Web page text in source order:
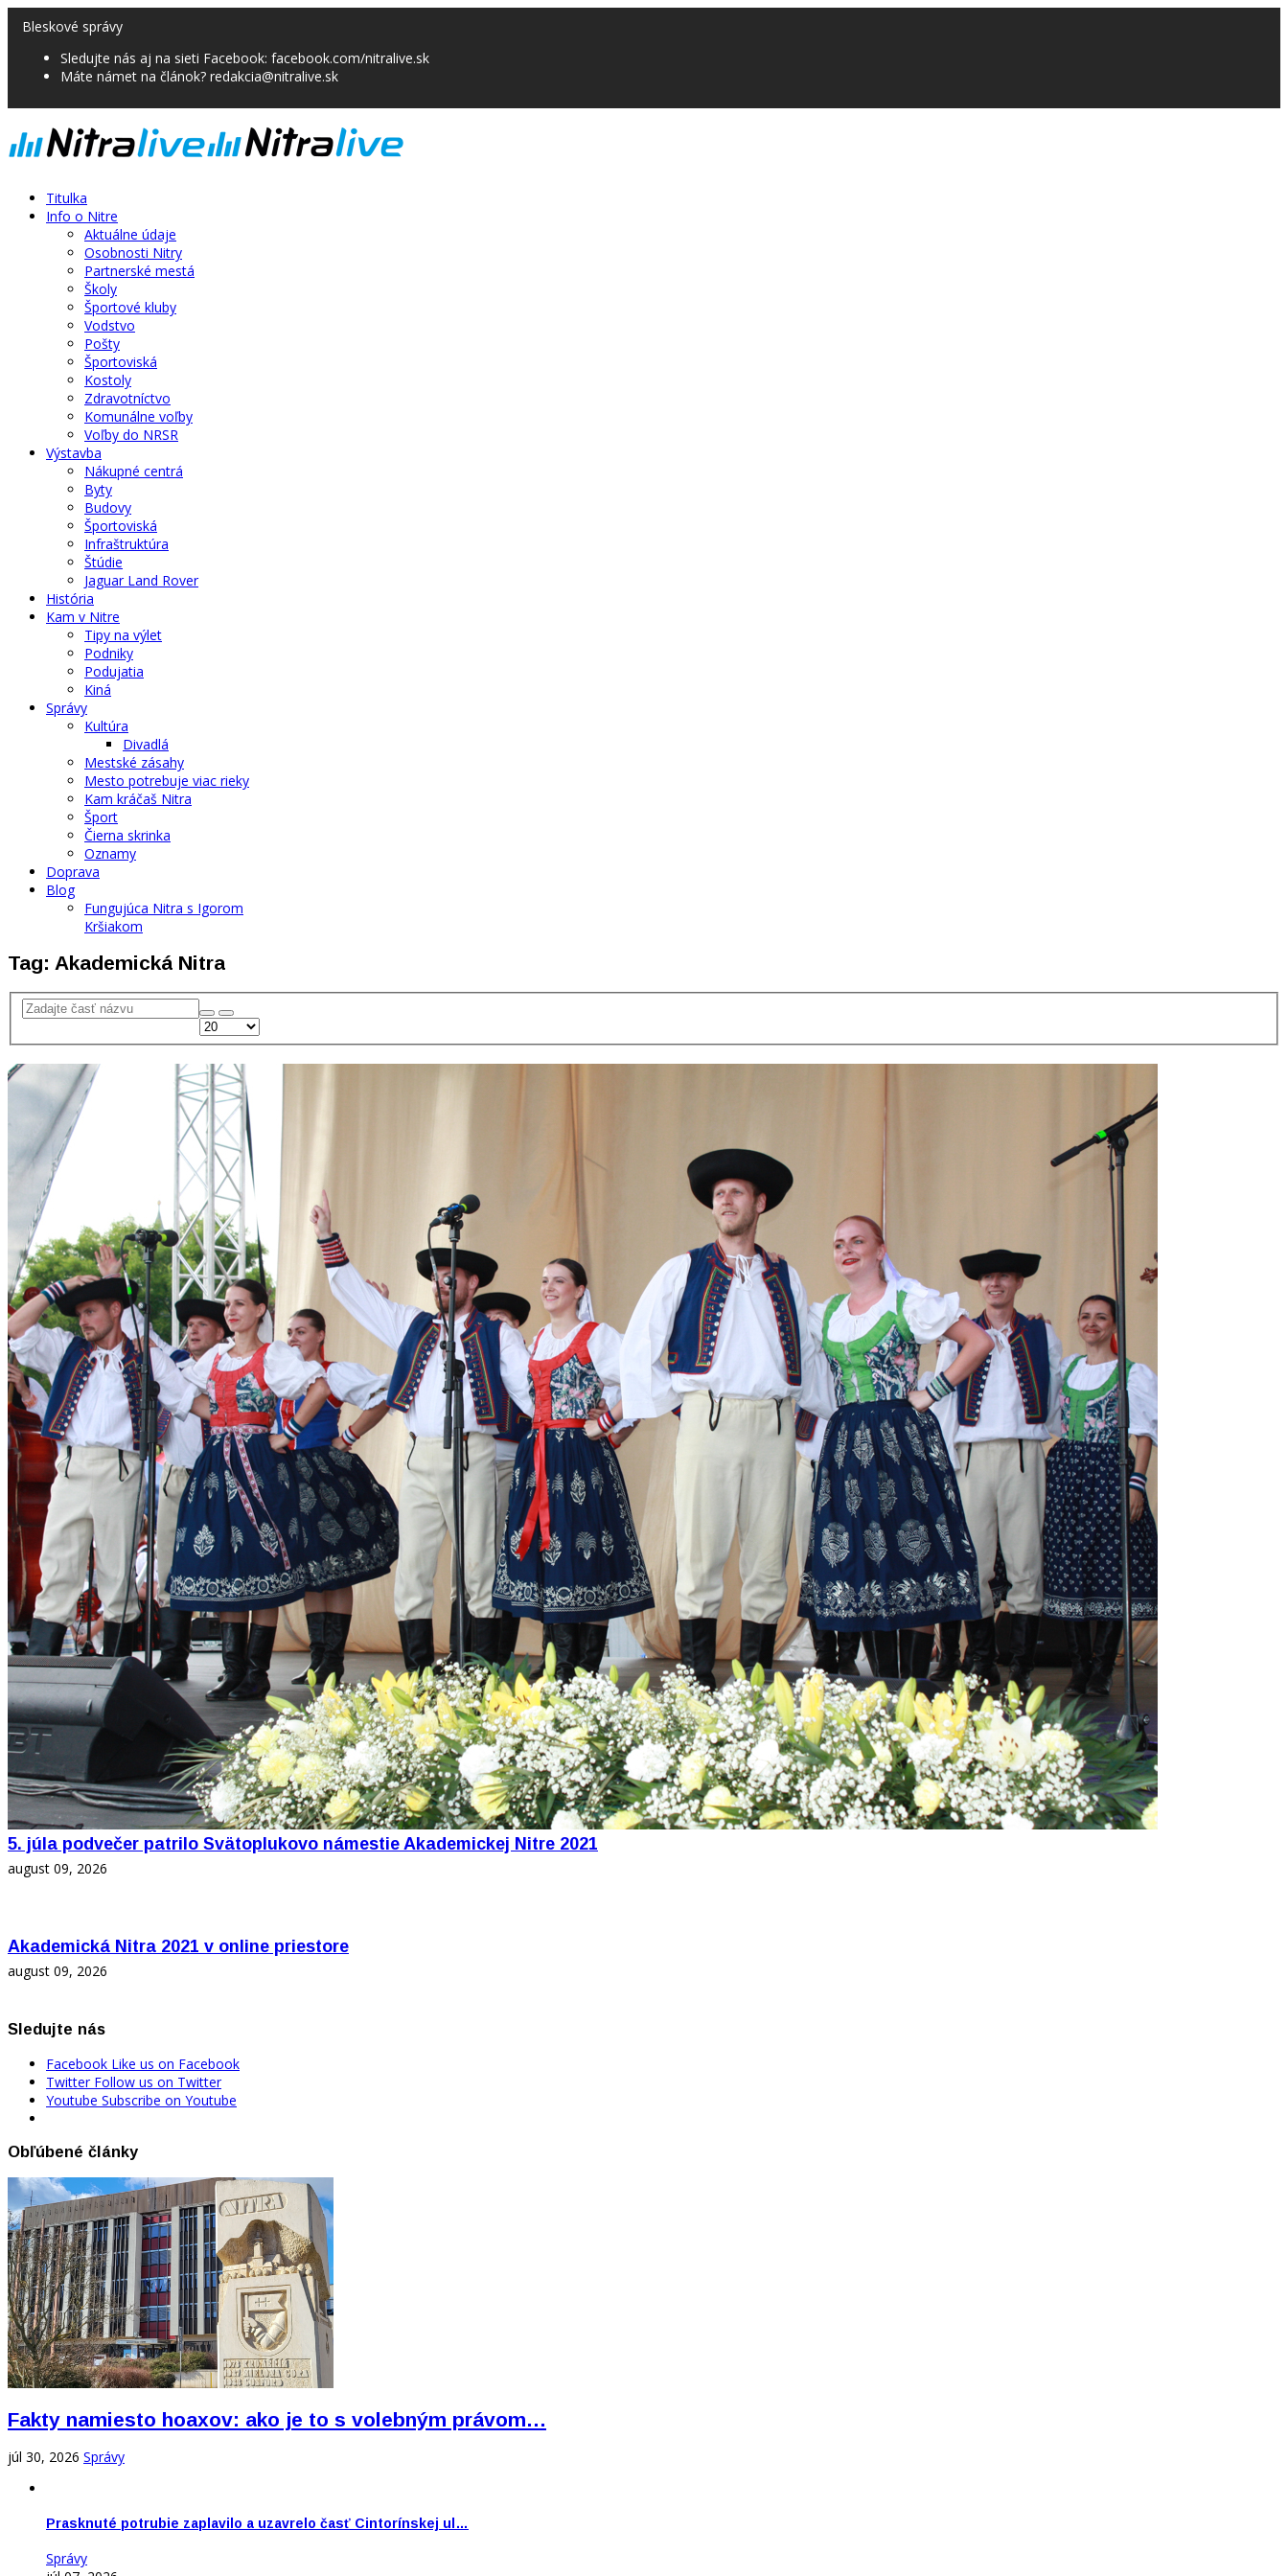
Bleskové správy
Sledujte nás aj na sieti Facebook: facebook.com/nitralive.sk
Máte námet na článok? redakcia@nitralive.sk
Titulka
Info o Nitre
Aktuálne údaje
Osobnosti Nitry
Partnerské mestá
Školy
Športové kluby
Vodstvo
Pošty
Športoviská
Kostoly
Zdravotníctvo
Komunálne voľby
Voľby do NRSR
Výstavba
Nákupné centrá
Byty
Budovy
Športoviská
Infraštruktúra
Štúdie
Jaguar Land Rover
História
Kam v Nitre
Tipy na výlet
Podniky
Podujatia
Kiná
Správy
Kultúra
Divadlá
Mestské zásahy
Mesto potrebuje viac rieky
Kam kráčaš Nitra
Šport
Čierna skrinka
Oznamy
Doprava
Blog
Fungujúca Nitra s Igorom
Kršiakom
Tag: Akademická Nitra
5. júla podvečer patrilo Svätoplukovo námestie Akademickej Nitre 2021
august 09, 2026
Akademická Nitra 2021 v online priestore
august 09, 2026
Sledujte nás
Facebook Like us on Facebook
Twitter Follow us on Twitter
Youtube Subscribe on Youtube
Obľúbené články
Fakty namiesto hoaxov: ako je to s volebným právom…
júl 30, 2026 Správy
Prasknuté potrubie zaplavilo a uzavrelo časť Cintorínskej ul…
Správy